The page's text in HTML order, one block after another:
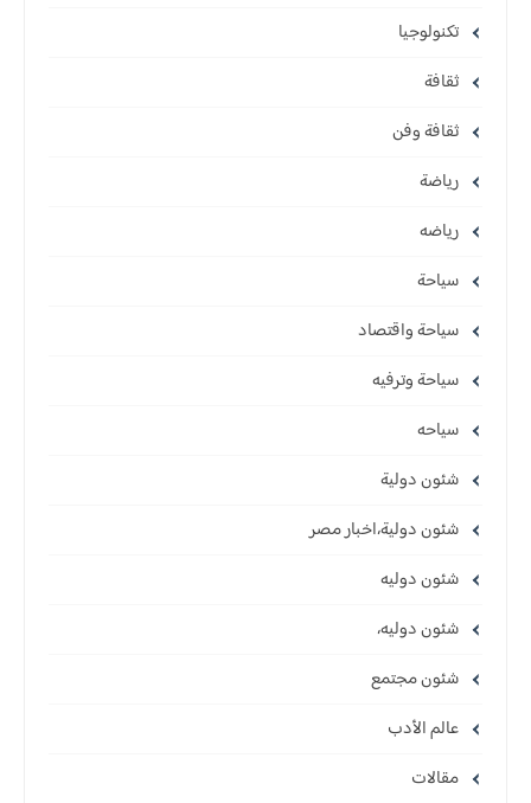
تكنولوجيا
ثقافة
ثقافة وفن
رياضة
رياضه
سياحة
سياحة واقتصاد
سياحة وترفيه
سياحه
شئون دولية
شئون دولية،اخبار مصر
شئون دوليه
شئون دوليه،
شئون مجتمع
عالم الأدب
مقالات